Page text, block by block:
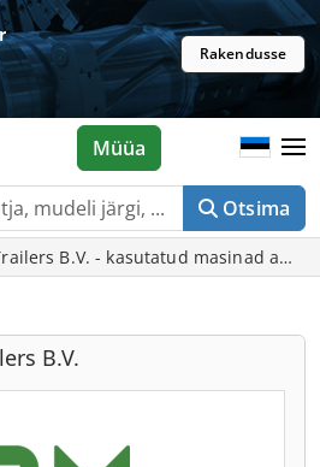
Rakendusse
Otsima
Müüa
B.V. - kasutatud masinad
B.V.